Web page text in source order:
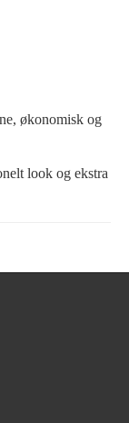
økonomisk og
look og ekstra